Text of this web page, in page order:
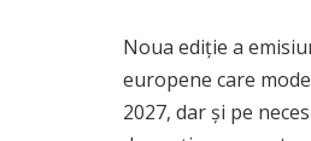
Noua ediție a
europene care
2027, dar și pe